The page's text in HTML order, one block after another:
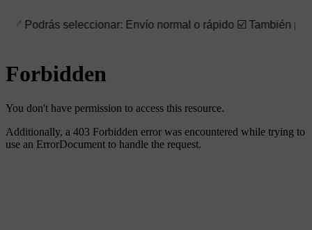
Envío normal o rápido ☑️ También puedes